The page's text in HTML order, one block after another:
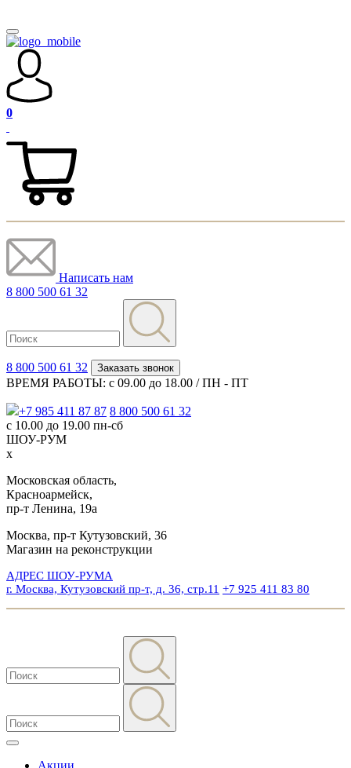
0
Написать нам
8 800 500 61 32
8 800 500 61 32 Заказать звонок
ВРЕМЯ РАБОТЫ: с 09.00 до 18.00 / ПН - ПТ
+7 985 411 87 87 8 800 500 61 32
с 10.00 до 19.00 пн-сб
ШОУ-РУМ
x
Московская область,
Красноармейск,
пр-т Ленина, 19а
Москва, пр-т Кутузовский, 36
Магазин на реконструкции
АДРЕС ШОУ-РУМА
г. Москва, Кутузовский пр-т, д. 36, стр.11 +7 925 411 83 80
Акции